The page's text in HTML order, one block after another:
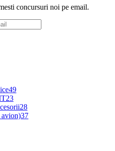
concursuri noi pe email.
49
23
28
avion)37